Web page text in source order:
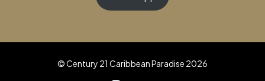
© Century 21 Caribbean Paradise 2026